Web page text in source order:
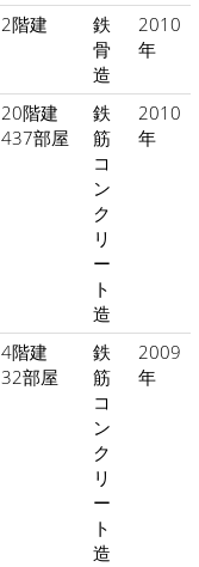
2階建
鉄
骨
造
2010
年
20階建
437部屋
鉄
筋
コ
ン
ク
リ
ー
ト
造
2010
年
4階建
32部屋
鉄
筋
コ
ン
ク
リ
ー
ト
造
2009
年